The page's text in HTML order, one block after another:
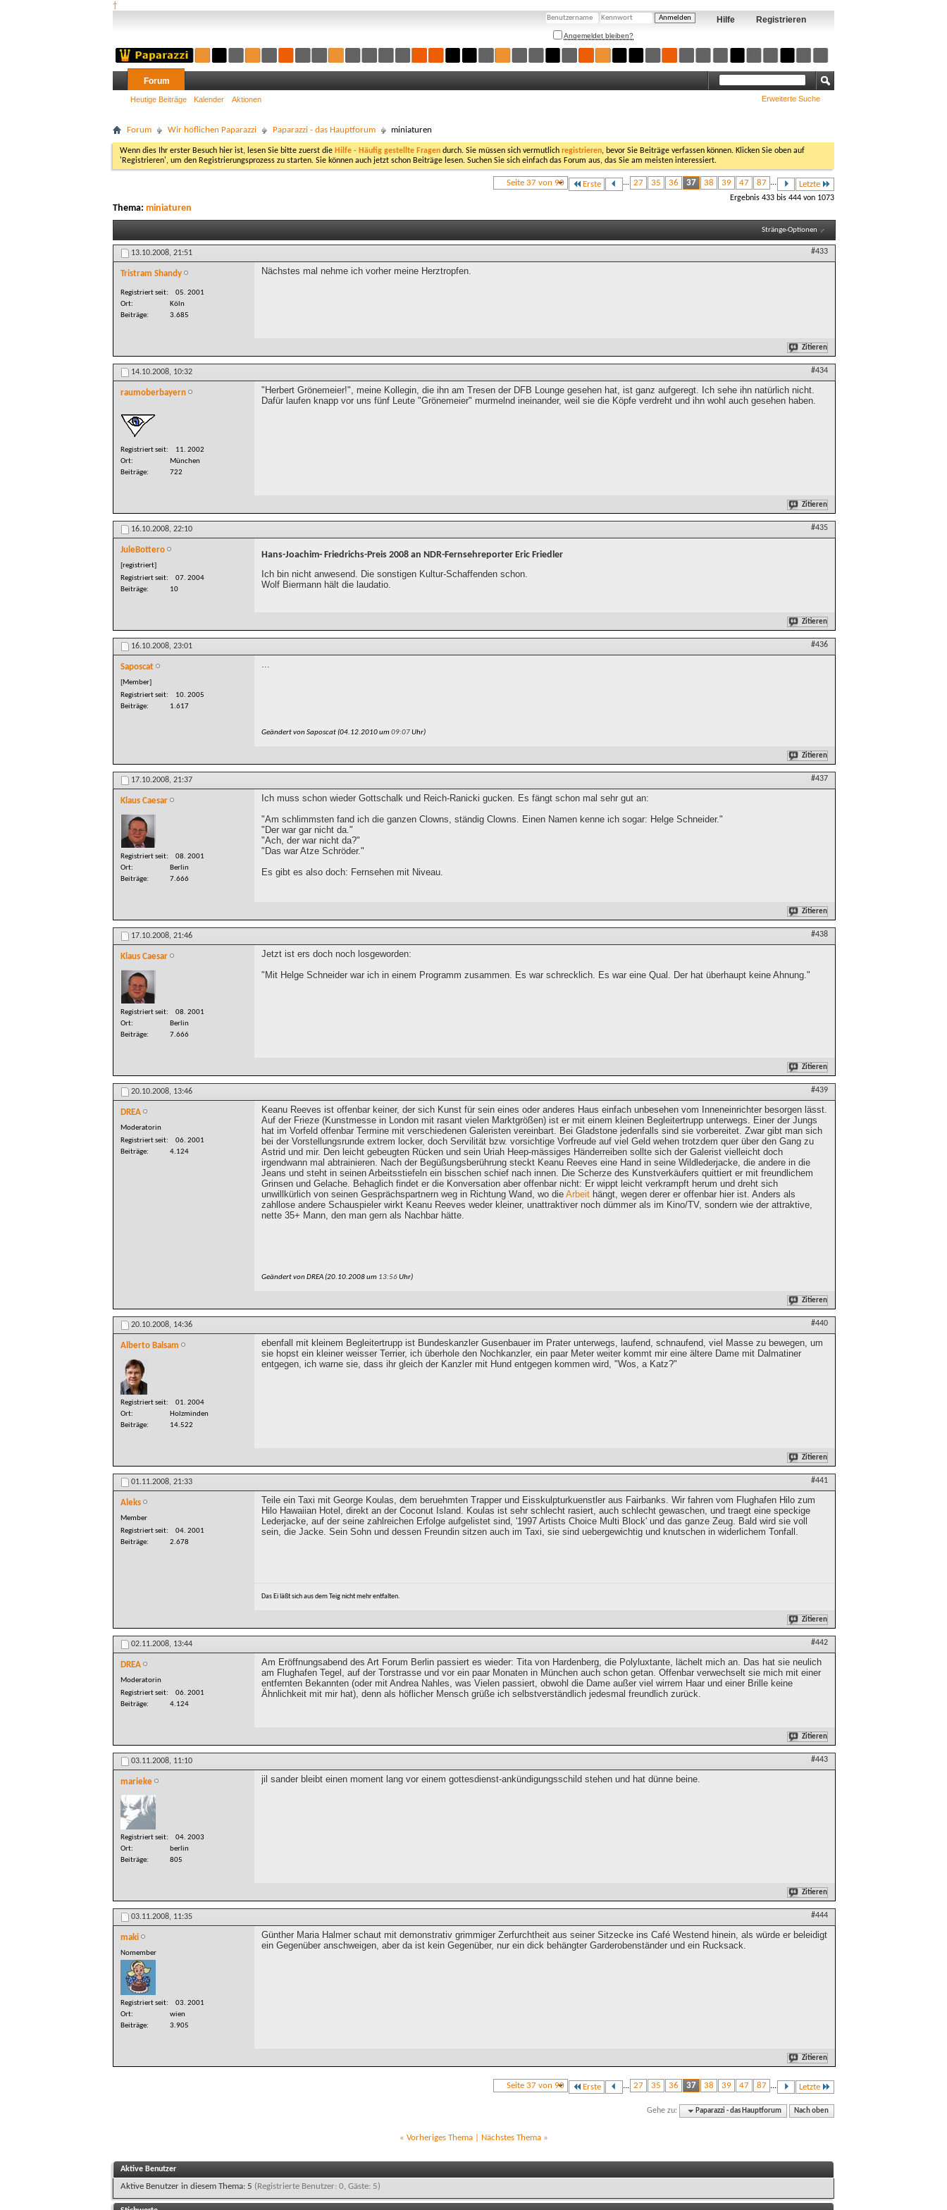
†
Registrieren
Hilfe
Angemeldet bleiben?
Forum
Heutige Beiträge Kalender Aktionen Erweiterte Suche
Forum Wir höflichen Paparazzi Paparazzi - das Hauptforum miniaturen
Wenn dies Ihr erster Besuch hier ist, lesen Sie bitte zuerst die Hilfe - Häufig gestellte Fragen durch. Sie müssen sich vermutlich registrieren, bevor Sie Beiträge verfassen können. Klicken Sie oben auf
'Registrieren', um den Registrierungsprozess zu starten. Sie können auch jetzt schon Beiträge lesen. Suchen Sie sich einfach das Forum aus, das Sie am meisten interessiert.
Seite 37 von 90 Erste ... 27 35 36 37 38 39 47 87 ... Letzte
Ergebnis 433 bis 444 von 1073
Thema: miniaturen
Stränge-Optionen
13.10.2008, 21:51 #433
Tristram Shandy
Registriert seit
05. 2001
Ort
Köln
Beiträge
3.685
Nächstes mal nehme ich vorher meine Herztropfen.
Zitieren
14.10.2008, 10:32 #434
raumoberbayern
Registriert seit
11. 2002
Ort
München
Beiträge
722
"Herbert Grönemeier!", meine Kollegin, die ihn am Tresen der DFB Lounge gesehen hat, ist ganz aufgeregt. Ich sehe ihn natürlich nicht.
Dafür laufen knapp vor uns fünf Leute "Grönemeier" murmelnd ineinander, weil sie die Köpfe verdreht und ihn wohl auch gesehen haben.
Zitieren
16.10.2008, 22:10 #435
JuleBottero
[registriert]
Registriert seit
07. 2004
Beiträge
10
Hans-Joachim- Friedrichs-Preis 2008 an NDR-Fernsehreporter Eric Friedler
Ich bin nicht anwesend. Die sonstigen Kultur-Schaffenden schon.
Wolf Biermann hält die laudatio.
Zitieren
16.10.2008, 23:01 #436
Saposcat
[Member]
Registriert seit
10. 2005
Beiträge
1.617
Geändert von Saposcat (04.12.2010 um09:07Uhr)
Zitieren
17.10.2008, 21:37 #437
Klaus Caesar
Registriert seit
08. 2001
Ort
Berlin
Beiträge
7.666
Ich muss schon wieder Gottschalk und Reich-Ranicki gucken. Es fängt schon mal sehr gut an:
"Am schlimmsten fand ich die ganzen Clowns, ständig Clowns. Einen Namen kenne ich sogar: Helge Schneider."
"Der war gar nicht da."
"Ach, der war nicht da?"
"Das war Atze Schröder."
Es gibt es also doch: Fernsehen mit Niveau.
Zitieren
17.10.2008, 21:46 #438
Klaus Caesar
Registriert seit
08. 2001
Ort
Berlin
Beiträge
7.666
Jetzt ist ers doch noch losgeworden:
"Mit Helge Schneider war ich in einem Programm zusammen. Es war schrecklich. Es war eine Qual. Der hat überhaupt keine Ahnung."
Zitieren
20.10.2008, 13:46 #439
DREA
Moderatorin
Registriert seit
06. 2001
Beiträge
4.124
Keanu Reeves ist offenbar keiner, der sich Kunst für sein eines oder anderes Haus einfach unbesehen vom Inneneinrichter besorgen lässt.
Auf der Frieze (Kunstmesse in London mit rasant vielen Marktgrößen) ist er mit einem kleinen Begleitertrupp unterwegs. Einer der Jungs
hat im Vorfeld offenbar Termine mit verschiedenen Galeristen vereinbart. Bei Gladstone jedenfalls sind sie vorbereitet. Zwar gibt man sich
bei der Vorstellungsrunde extrem locker, doch Servilität bzw. vorsichtige Vorfreude auf viel Geld wehen trotzdem quer über den Gang zu
Astrid und mir. Den leicht gebeugten Rücken und sein Uriah Heep-mässiges Händerreiben sollte sich der Galerist vielleicht doch
irgendwann mal abtrainieren. Nach der Begüßungsberührung steckt Keanu Reeves eine Hand in seine Wildlederjacke, die andere in die
Jeans und steht in seinen Arbeitsstiefeln ein bisschen schief nach innen. Die Scherze des Kunstverkäufers quittiert er mit freundlichem
Grinsen und Gelache. Behaglich findet er die Konversation aber offenbar nicht: Er wippt leicht verkrampft herum und dreht sich
unwillkürlich von seinen Gesprächspartnern weg in Richtung Wand, wo die Arbeit hängt, wegen derer er offenbar hier ist. Anders als
zahllose andere Schauspieler wirkt Keanu Reeves weder kleiner, unattraktiver noch dümmer als im Kino/TV, sondern wie der attraktive,
nette 35+ Mann, den man gern als Nachbar hätte.
Geändert von DREA (20.10.2008 um 13:56Uhr)
Zitieren
20.10.2008, 14:36 #440
Alberto Balsam
Registriert seit
01. 2004
Ort
Holzminden
Beiträge
14.522
ebenfall mit kleinem Begleitertrupp ist Bundeskanzler Gusenbauer im Prater unterwegs, laufend, schnaufend, viel Masse zu bewegen, um
sie hopst ein kleiner weisser Terrier, ich überhole den Nochkanzler, ein paar Meter weiter kommt mir eine ältere Dame mit Dalmatiner
entgegen, ich warne sie, dass ihr gleich der Kanzler mit Hund entgegen kommen wird, "Wos, a Katz?"
Zitieren
01.11.2008, 21:33 #441
Aleks
Member
Registriert seit
04. 2001
Beiträge
2.678
Teile ein Taxi mit George Koulas, dem beruehmten Trapper und Eisskulpturkuenstler aus Fairbanks. Wir fahren vom Flughafen Hilo zum
Hilo Hawaiian Hotel, direkt an der Coconut Island. Koulas ist sehr schlecht rasiert, auch schlecht gewaschen, und traegt eine speckige
Lederjacke, auf der seine zahlreichen Erfolge aufgelistet sind, '1997 Artists Choice Multi Block' und das ganze Zeug. Bald wird sie voll
sein, die Jacke. Sein Sohn und dessen Freundin sitzen auch im Taxi, sie sind uebergewichtig und knutschen in widerlichem Tonfall.
Das Ei läßt sich aus dem Teig nicht mehr entfalten.
Zitieren
02.11.2008, 13:44 #442
DREA
Moderatorin
Registriert seit
06. 2001
Beiträge
4.124
Am Eröffnungsabend des Art Forum Berlin passiert es wieder: Tita von Hardenberg, die Polyluxtante, lächelt mich an. Das hat sie neulich
am Flughafen Tegel, auf der Torstrasse und vor ein paar Monaten in München auch schon getan. Offenbar verwechselt sie mich mit einer
entfernten Bekannten (oder mit Andrea Nahles, was Vielen passiert, obwohl die Dame außer viel wirrem Haar und einer Brille keine
Ähnlichkeit mit mir hat), denn als höflicher Mensch grüße ich selbstverständlich jedesmal freundlich zurück.
Zitieren
03.11.2008, 11:10 #443
marieke
Registriert seit
04. 2003
Ort
berlin
Beiträge
805
jil sander bleibt einen moment lang vor einem gottesdienst-ankündigungsschild stehen und hat dünne beine.
Zitieren
03.11.2008, 11:35 #444
maki
Nomember
Registriert seit
03. 2001
Ort
wien
Beiträge
3.905
Günther Maria Halmer schaut mit demonstrativ grimmiger Zerfurchtheit aus seiner Sitzecke ins Café Westend hinein, als würde er beleidigt
ein Gegenüber anschweigen, aber da ist kein Gegenüber, nur ein dick behängter Garderobenständer und ein Rucksack.
Zitieren
Seite 37 von 90 Erste ... 27 35 36 37 38 39 47 87 ... Letzte
Gehe zu: Paparazzi - das Hauptforum Nach oben
« Vorheriges Thema| Nächstes Thema »
Aktive Benutzer
Aktive Benutzer in diesem Thema: 5 (Registrierte Benutzer: 0, Gäste: 5)